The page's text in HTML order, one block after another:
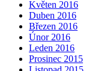
Květen 2016
Duben 2016
Březen 2016
Únor 2016
Leden 2016
Prosinec 2015